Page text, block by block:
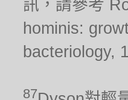
訊，請參考
hominis:
bacteriology,
87